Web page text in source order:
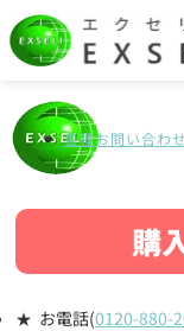
各種お問い合わ
購
お電話(0120-880-